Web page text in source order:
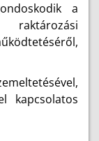
a
raktározási
kapcsolatos